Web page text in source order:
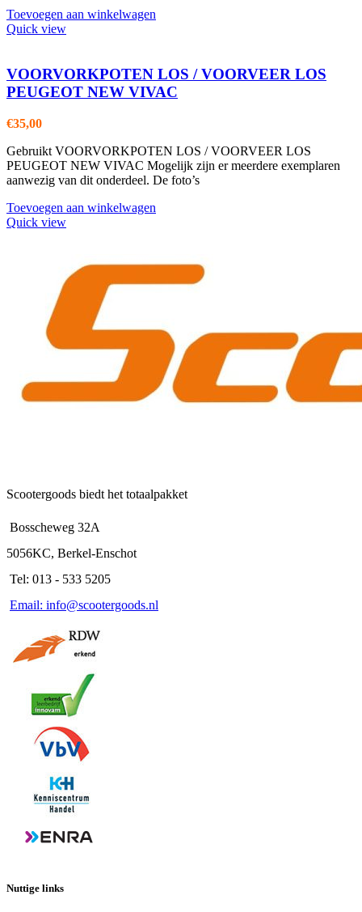
Toevoegen aan winkelwagen
Quick view
VOORVORKPOTEN LOS / VOORVEER LOS
PEUGEOT NEW VIVAC
€35,00
Gebruikt VOORVORKPOTEN LOS / VOORVEER LOS
PEUGEOT NEW VIVAC Mogelijk zijn er meerdere exemplaren
aanwezig van dit onderdeel. De foto’s
Toevoegen aan winkelwagen
Quick view
Scootergoods biedt het totaalpakket
Bosscheweg 32A
5056KC, Berkel-Enschot
Tel: 013 - 533 5205
Email: info@scootergoods.nl
Nuttige links